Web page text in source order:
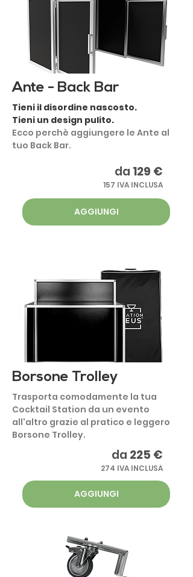
Ante - Back Bar
Tieni il disordine nascosto.
Tieni un design pulito.
Ecco perchè aggiungere le Ante al
tuo Back Bar.
da 129 €
157 IVA INCLUSA
AGGIUNGI
Borsone Trolley
Trasporta comodamente la tua
Cocktail Station da un evento
all'altro grazie al pratico e leggero
Borsone Trolley.
da 225 €
274 IVA INCLUSA
AGGIUNGI